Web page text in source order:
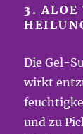
3.
Die Gel-
wirkt
und zu